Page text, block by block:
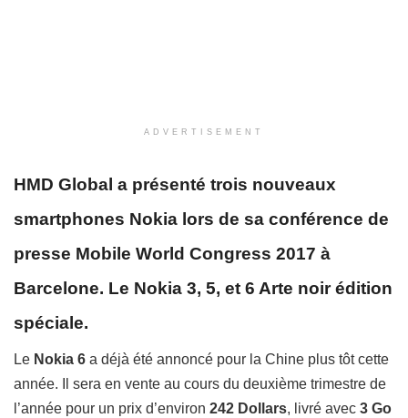
ADVERTISEMENT
HMD Global a présenté trois nouveaux
smartphones Nokia lors de sa conférence de
presse Mobile World Congress 2017 à
Barcelone. Le Nokia 3, 5, et 6 Arte noir édition
spéciale.
Le Nokia 6 a déjà été annoncé pour la Chine plus tôt cette
année.
Il sera en vente au cours du deuxième trimestre de
l’année pour un prix d’environ 242 Dollars, livré avec 3 Go